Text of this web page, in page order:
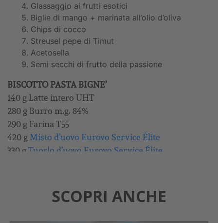
Glassaggio ai frutti esotici
Biglie di mango + marinata all’olio d’oliva
Chips di cocco
Streusel pepe di Timut
Acetosella
Semi secchi di frutto della passione
BISCOTTO PASTA BIGNE’
140 g Latte intero UHT
280 g Burro m.g. 84%
290 g Farina T55
420 gMisto d’uovo Eurovo Service Élite
330 gTuorlo d’uovo Eurovo Service Élite
CHANTILLY AL COCCO
170 g Copertura ivoireSCOPRI ANCHE